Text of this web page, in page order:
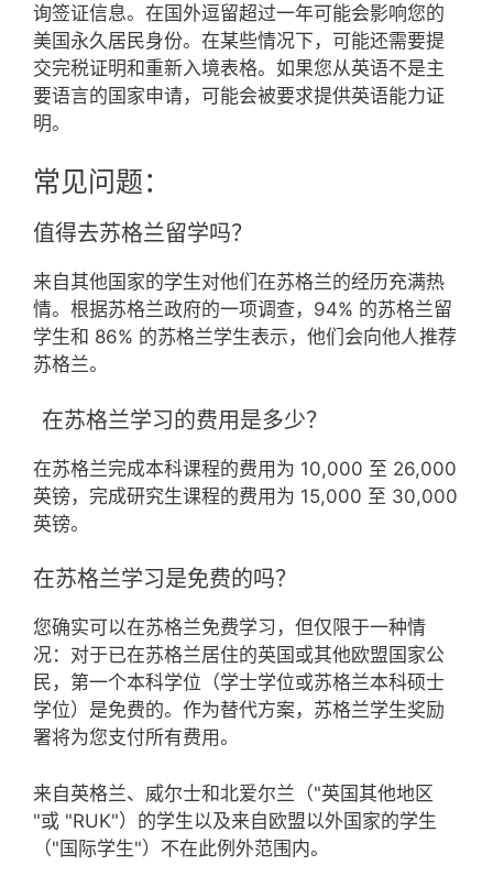
询签证信息。在国外逗留超过一年可能会影响您的
美国永久居民身份。在某些情况下，可能还需要提
交完税证明和重新入境表格。如果您从英语不是主
要语言的国家申请，可能会被要求提供英语能力证
明。
常见问题：
值得去苏格兰留学吗？
来自其他国家的学生对他们在苏格兰的经历充满热
情。根据苏格兰政府的一项调查，94% 的苏格兰留
学生和 86% 的苏格兰学生表示，他们会向他人推荐
苏格兰。
在苏格兰学习的费用是多少？
在苏格兰完成本科课程的费用为 10,000 至 26,000
英镑，完成研究生课程的费用为 15,000 至 30,000
英镑。
在苏格兰学习是免费的吗？
您确实可以在苏格兰免费学习，但仅限于一种情
况：对于已在苏格兰居住的英国或其他欧盟国家公
民，第一个本科学位（学士学位或苏格兰本科硕士
学位）是免费的。作为替代方案，苏格兰学生奖励
署将为您支付所有费用。
来自英格兰、威尔士和北爱尔兰（"英国其他地区
"或 "RUK"）的学生以及来自欧盟以外国家的学生
（"国际学生"）不在此例外范围内。